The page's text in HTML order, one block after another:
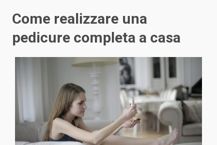
Come realizzare una
pedicure completa a casa